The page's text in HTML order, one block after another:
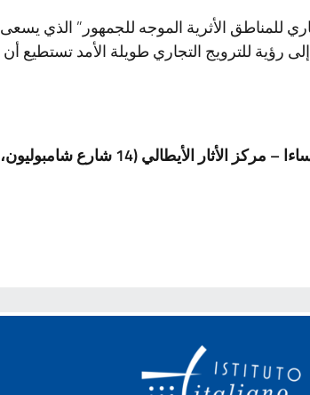
للمناطق الأثرية الموجه للجمهور” الذي يسعى
رؤية للترويج التجاري طويلة الأمد تستطيع أن
– مركز الأثار الأيطالي(
14 شارع شامبوليون،